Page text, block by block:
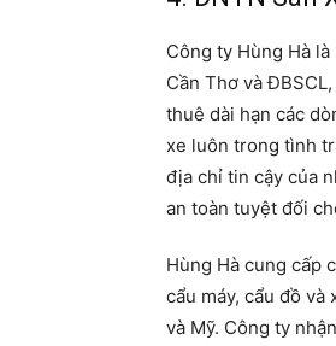
Công ty Hùng Hà
Cần Thơ và
thuê dài hạn các
xe luôn trong tình
địa chỉ tin cậy của
an toàn tuyệt đối
Hùng Hà cung cấp
cẩu máy, cẩu đồ
và Mỹ. Công ty